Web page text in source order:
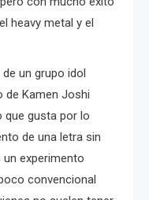
heavy metal y el
un grupo idol
de Kamen Joshi
que gusta por lo
de una letra sin
experimento
convencional